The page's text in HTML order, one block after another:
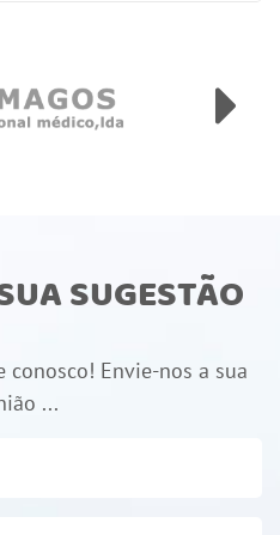
SUGESTÃO
conosco! Envie-nos a sua
...